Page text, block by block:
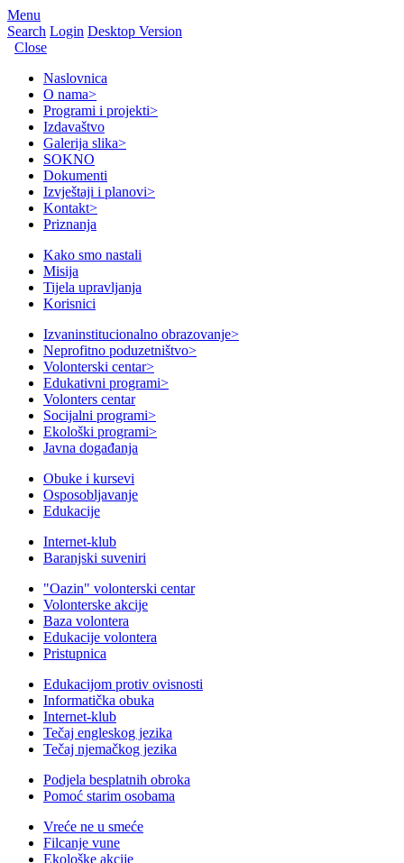
Menu
Search Login Desktop Version
Close
Naslovnica
O nama>
Programi i projekti>
Izdavaštvo
Galerija slika>
SOKNO
Dokumenti
Izvještaji i planovi>
Kontakt>
Priznanja
Kako smo nastali
Misija
Tijela upravljanja
Korisnici
Izvaninstitucionalno obrazovanje>
Neprofitno poduzetništvo>
Volonterski centar>
Edukativni programi>
Volonters centar
Socijalni programi>
Ekološki programi>
Javna događanja
Obuke i kursevi
Osposobljavanje
Edukacije
Internet-klub
Baranjski suveniri
"Oazin" volonterski centar
Volonterske akcije
Baza volontera
Edukacije volontera
Pristupnica
Edukacijom protiv ovisnosti
Informatička obuka
Internet-klub
Tečaj engleskog jezika
Tečaj njemačkog jezika
Podjela besplatnih obroka
Pomoć starim osobama
Vreće ne u smeće
Filcanje vune
Ekološke akcije